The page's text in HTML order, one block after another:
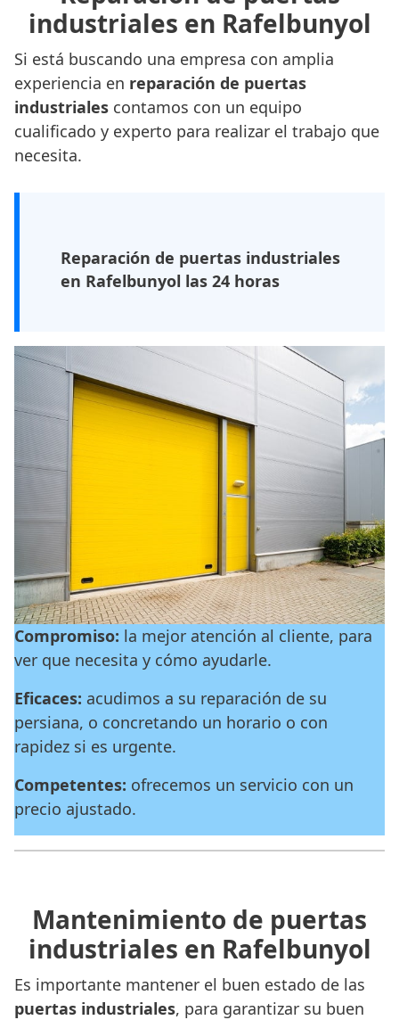
industriales en Rafelbunyol
Si está buscando una empresa con amplia
experiencia en reparación de puertas
industriales contamos con un equipo
cualificado y experto para realizar el trabajo que
necesita.
Reparación de puertas industriales
en Rafelbunyol las 24 horas
Compromiso: la mejor atención al cliente, para
ver que necesita y cómo ayudarle.
Eficaces: acudimos a su reparación de su
persiana, o concretando un horario o con
rapidez si es urgente.
Competentes: ofrecemos un servicio con un
precio ajustado.
Mantenimiento de puertas
industriales en Rafelbunyol
Es importante mantener el buen estado de las
puertas industriales, para garantizar su buen